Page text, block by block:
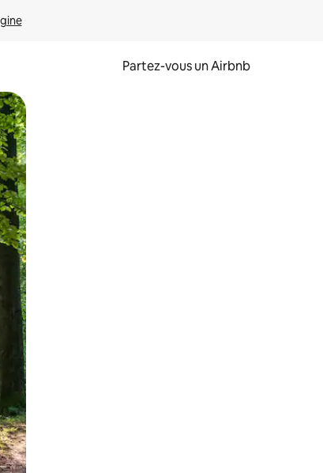
Partez-vous un Airbnb
faisant glisser.